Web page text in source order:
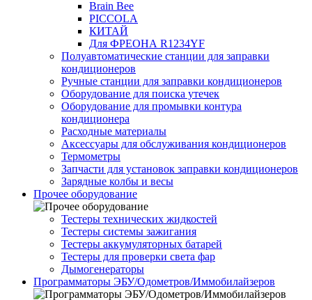
Brain Bee
PICCOLA
КИТАЙ
Для ФРЕОНА R1234YF
Полуавтоматические станции для заправки
кондиционеров
Ручные станции для заправки кондиционеров
Оборудование для поиска утечек
Оборудование для промывки контура
кондиционера
Расходные материалы
Аксессуары для обслуживания кондиционеров
Термометры
Запчасти для установок заправки кондиционеров
Зарядные колбы и весы
Прочее оборудование
Тестеры технических жидкостей
Тестеры системы зажигания
Тестеры аккумуляторных батарей
Тестеры для проверки света фар
Дымогенераторы
Программаторы ЭБУ/Одометров/Иммобилайзеров